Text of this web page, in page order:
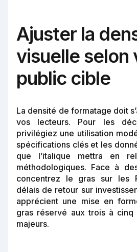
Ajuster la
visuelle selon
public cible
La densité de formatage doit
vos lecteurs. Pour les
privilégiez une utilisation
spécifications clés et les
que l’italique mettra en
méthodologiques. Face à
concentrez le gras sur les
délais de retour sur
apprécient une mise en
gras réservé aux trois à cinq
majeurs.